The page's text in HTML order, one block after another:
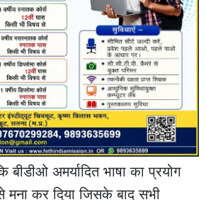
अमर्यादित भाषा का प्रयोग
मना कर दिया जिसके बाद सभी